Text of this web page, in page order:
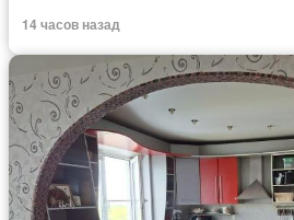
14 часов назад